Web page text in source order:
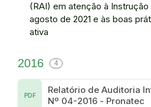
(RAI) em atenção à
agosto de 2021 e às boas
ativa
2016 4
Relatório de Auditoria
Nº 04-2016 - Pronatec
PDF